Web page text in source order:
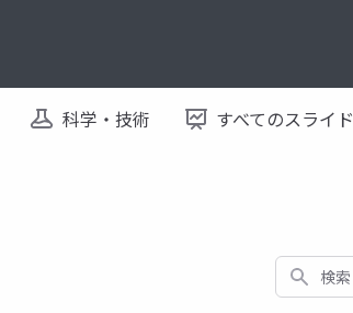
科学・技術 すべてのスライド
検索